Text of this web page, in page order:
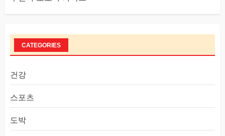
CATEGORIES
건강
스포츠
도박